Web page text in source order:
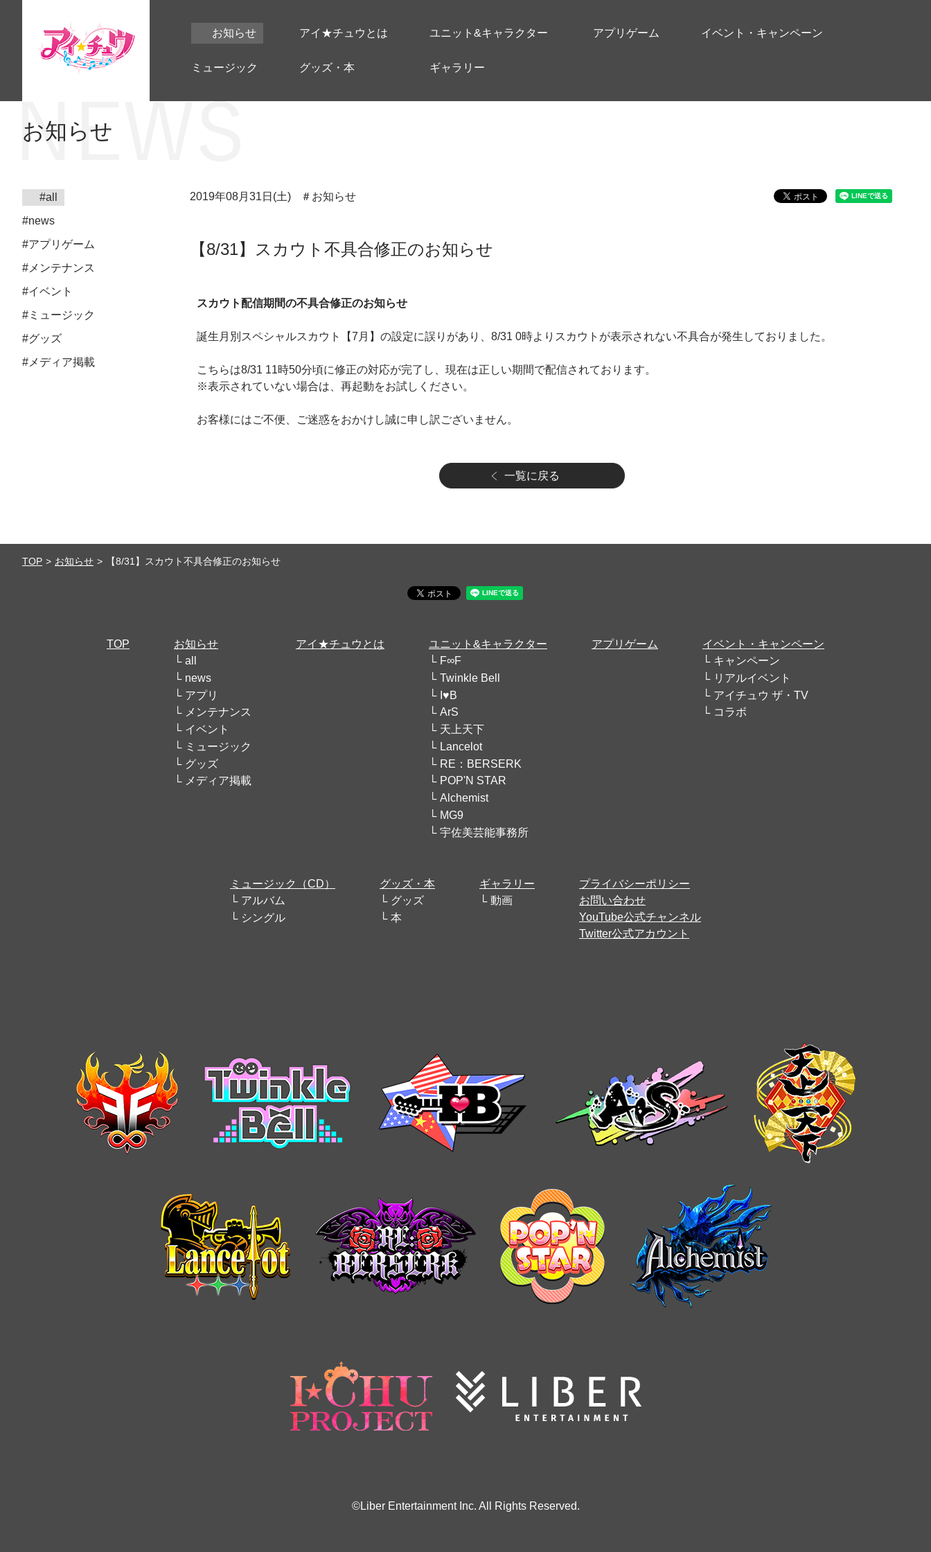
お知らせ アイ★チュウとは ユニット&キャラクター アプリゲーム イベント・キャンペーン
ミュージック グッズ・本 ギャラリー
お知らせ
#all
#news
#アプリゲーム
#メンテナンス
#イベント
#ミュージック
#グッズ
#メディア掲載
2019年08月31日(土) ＃お知らせ
【8/31】スカウト不具合修正のお知らせ
スカウト配信期間の不具合修正のお知らせ
誕生月別スペシャルスカウト【7月】の設定に誤りがあり、8/31 0時よりスカウトが表示されない不具合が発生しておりました。
こちらは8/31 11時50分頃に修正の対応が完了し、現在は正しい期間で配信されております。
※表示されていない場合は、再起動をお試しください。
お客様にはご不便、ご迷惑をおかけし誠に申し訳ございません。
一覧に戻る
TOP お知らせ 【8/31】スカウト不具合修正のお知らせ
TOP
お知らせ
all
news
アプリ
メンテナンス
イベント
ミュージック
グッズ
メディア掲載
アイ★チュウとは
ユニット&キャラクター
F∞F
Twinkle Bell
I♥B
ArS
天上天下
Lancelot
RE：BERSERK
POP'N STAR
Alchemist
MG9
宇佐美芸能事務所
アプリゲーム
イベント・キャンペーン
キャンペーン
リアルイベント
アイチュウ ザ・TV
コラボ
ミュージック（CD）
アルバム
シングル
グッズ・本
グッズ
本
ギャラリー
動画
プライバシーポリシー
お問い合わせ
YouTube公式チャンネル
Twitter公式アカウント
©Liber Entertainment Inc. All Rights Reserved.